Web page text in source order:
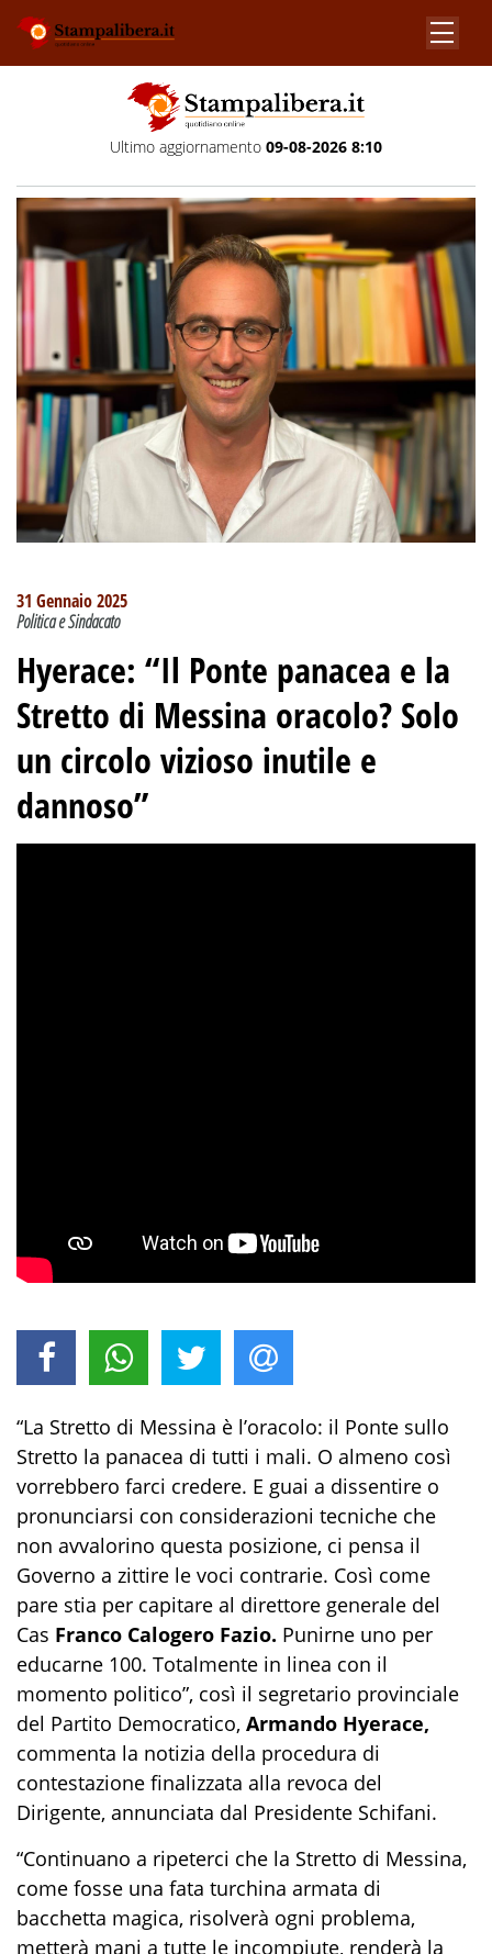
Ultimo aggiornamento 09-08-2026 8:10
31 Gennaio 2025
Politica e Sindacato
Hyerace: “Il Ponte panacea e la
Stretto di Messina oracolo? Solo
un circolo vizioso inutile e
dannoso”
“La Stretto di Messina è l’oracolo: il Ponte sullo
Stretto la panacea di tutti i mali. O almeno così
vorrebbero farci credere. E guai a dissentire o
pronunciarsi con considerazioni tecniche che
non avvalorino questa posizione, ci pensa il
Governo a zittire le voci contrarie. Così come
pare stia per capitare al direttore generale del
Cas Franco Calogero Fazio. Punirne uno per
educarne 100. Totalmente in linea con il
momento politico”, così il segretario provinciale
del Partito Democratico, Armando Hyerace,
commenta la notizia della procedura di
contestazione finalizzata alla revoca del
Dirigente, annunciata dal Presidente Schifani.
“Continuano a ripeterci che la Stretto di Messina,
come fosse una fata turchina armata di
bacchetta magica, risolverà ogni problema,
metterà mani a tutte le incompiute, renderà la